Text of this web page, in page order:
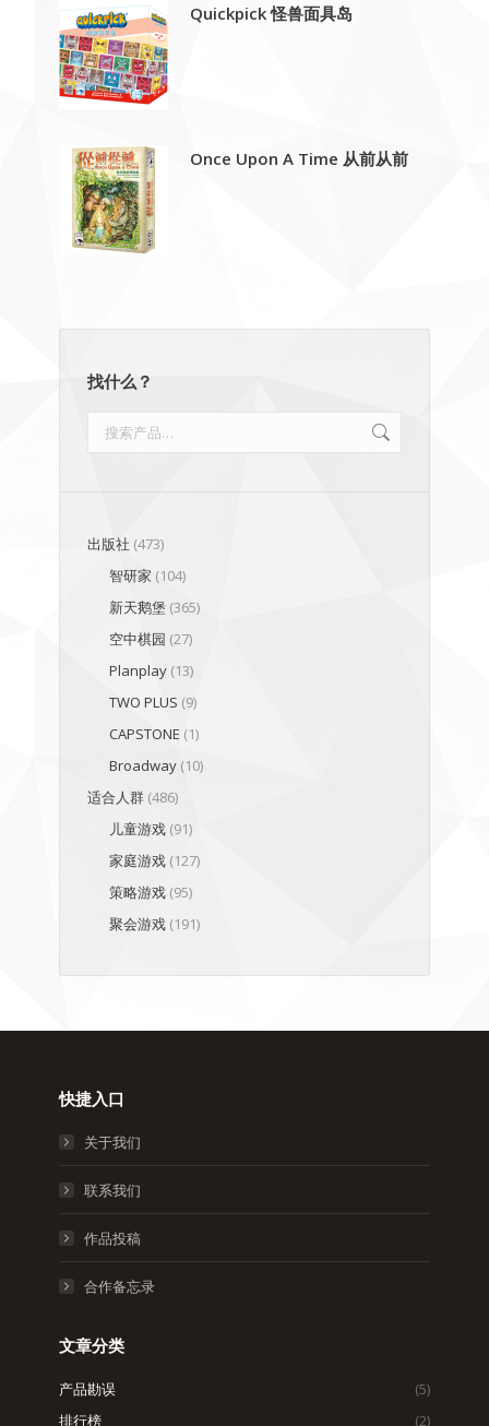
Quickpick 怪兽面具岛
Once Upon A Time 从前从前
找什么？
出版社 (473)
智研家 (104)
新天鹅堡 (365)
空中棋园 (27)
Planplay (13)
TWO PLUS (9)
CAPSTONE (1)
Broadway (10)
适合人群 (486)
儿童游戏 (91)
家庭游戏 (127)
策略游戏 (95)
聚会游戏 (191)
快捷入口
关于我们
联系我们
作品投稿
合作备忘录
文章分类
产品勘误
(5)
排行榜
(2)